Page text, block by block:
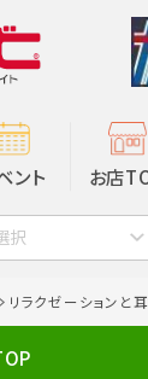
ント お店
択
リラクゼーションと